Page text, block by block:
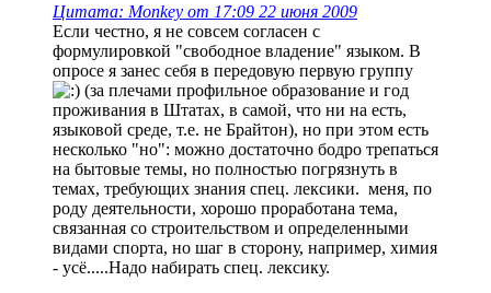
Цитата: Monkey от 17:09 22 июня 2009
Если честно, я не совсем согласен с
формулировкой "свободное владение" языком. В
опросе я занес себя в передовую первую группу
(за плечами профильное образование и год
проживания в Штатах, в самой, что ни на есть,
языковой среде, т.е. не Брайтон), но при этом есть
несколько "но": можно достаточно бодро трепаться
на бытовые темы, но полностью погрязнуть в
темах, требующих знания спец. лексики. меня, по
роду деятельности, хорошо проработана тема,
связанная со строительством и определенными
видами спорта, но шаг в сторону, например, химия
- усё.....Надо набирать спец. лексику.